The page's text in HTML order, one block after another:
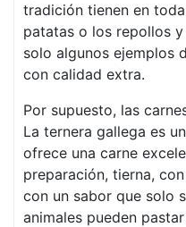
tradición tienen en
patatas o los repollos
solo algunos ejemplos
con calidad extra.
Por supuesto, las
La ternera gallega es
ofrece una carne
preparación, tierna,
con un sabor que solo
animales pueden